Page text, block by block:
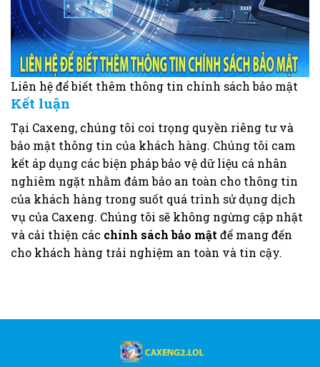
Liên hệ để biết thêm thông tin chính sách bảo mật
Kết luận
Tại Caxeng, chúng tôi coi trọng quyền riêng tư và
bảo mật thông tin của khách hàng. Chúng tôi cam
kết áp dụng các biện pháp bảo vệ dữ liệu cá nhân
nghiêm ngặt nhằm đảm bảo an toàn cho thông tin
của khách hàng trong suốt quá trình sử dụng dịch
vụ của Caxeng. Chúng tôi sẽ không ngừng cập nhật
và cải thiện các chính sách bảo mậtđể mang đến
cho khách hàng trải nghiệm an toàn và tin cậy.